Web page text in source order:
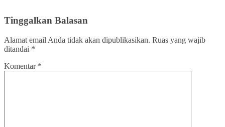
Tinggalkan Balasan
Alamat email Anda tidak akan dipublikasikan. Ruas yang wajib
ditandai *
Komentar *